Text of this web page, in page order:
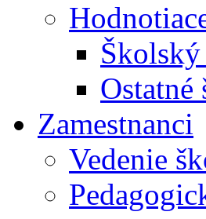
Zamestnanci
Vedenie